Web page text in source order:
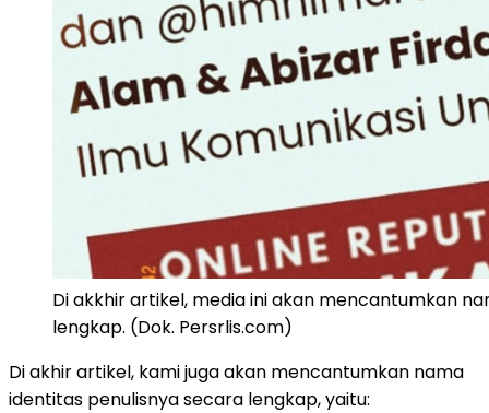
Di akkhir artikel, media ini akan mencantumkan
lengkap. (Dok. Persrlis.com)
Di akhir artikel, kami juga akan mencantumkan nama
identitas penulisnya secara lengkap, yaitu: